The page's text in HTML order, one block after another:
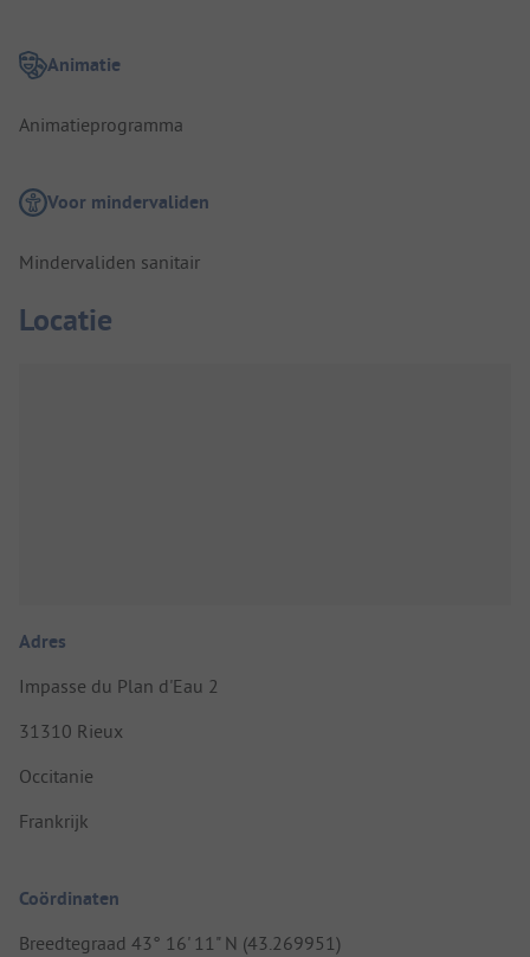
Animatie
Animatieprogramma
Voor mindervaliden
Mindervaliden sanitair
Locatie
Adres
Impasse du Plan d'Eau 2
31310 Rieux
Occitanie
Frankrijk
Coördinaten
Breedtegraad 43° 16' 11" N (43.269951)